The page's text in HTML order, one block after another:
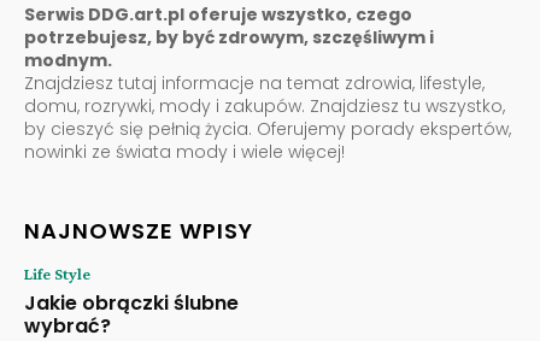
Serwis DDG.art.pl oferuje wszystko, czego
potrzebujesz, by być zdrowym, szczęśliwym i
modnym.
Znajdziesz tutaj informacje na temat zdrowia, lifestyle,
domu, rozrywki, mody i zakupów. Znajdziesz tu wszystko,
by cieszyć się pełnią życia. Oferujemy porady ekspertów,
nowinki ze świata mody i wiele więcej!
NAJNOWSZE WPISY
Life Style
Jakie obrączki ślubne
wybrać?